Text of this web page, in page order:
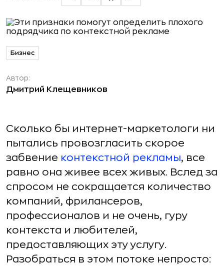
Бизнес
Автор:
Дмитрий Клещевников
Сколько бы интернет-маркетологи ни
пытались провозгласить скорое
забвение контекстной рекламы, все
равно она живее всех живых. Вслед за
спросом не сокращается количество
компаний, фрилансеров,
профессионалов и не очень, гуру
контекста и любителей,
предоставляющих эту услугу.
Разобраться в этом потоке непросто: